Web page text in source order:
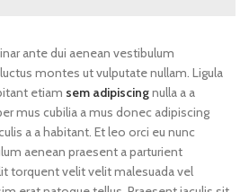
ante dui aenean vestibulum
montes ut vulputate nullam. Ligula
etiam sem adipiscingnulla a a
mus cubilia a mus donec adipiscing
a a habitant. Et leo orci eu nunc
aenean praesent a parturient
torquent velit velit malesuada vel